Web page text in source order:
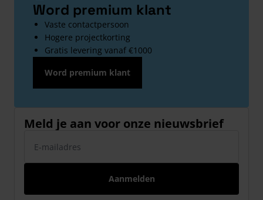
Word premium klant
Vaste contactpersoon
Hogere projectkorting
Gratis levering vanaf €1000
Word premium klant
Meld je aan voor onze nieuwsbrief
Aanmelden